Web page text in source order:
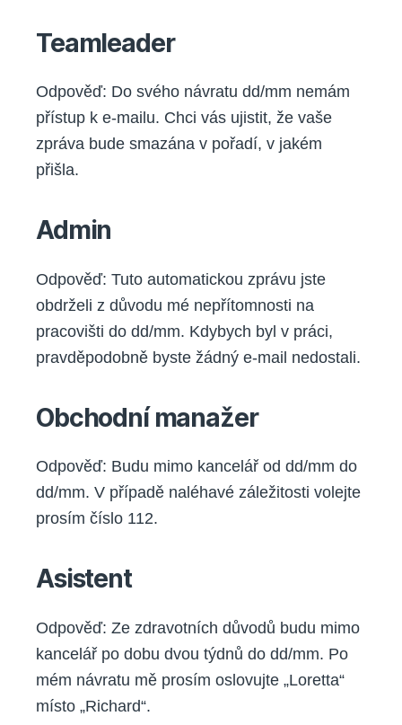
Teamleader
Odpověď: Do svého návratu dd/mm nemám
přístup k e-mailu. Chci vás ujistit, že vaše
zpráva bude smazána v pořadí, v jakém
přišla.
Admin
Odpověď: Tuto automatickou zprávu jste
obdrželi z důvodu mé nepřítomnosti na
pracovišti do dd/mm. Kdybych byl v práci,
pravděpodobně byste žádný e-mail nedostali.
Obchodní manažer
Odpověď: Budu mimo kancelář od dd/mm do
dd/mm. V případě naléhavé záležitosti volejte
prosím číslo 112.
Asistent
Odpověď: Ze zdravotních důvodů budu mimo
kancelář po dobu dvou týdnů do dd/mm. Po
mém návratu mě prosím oslovujte „Loretta“
místo „Richard“.